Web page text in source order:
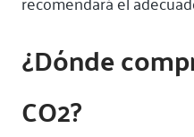
¿Dónde
CO2?